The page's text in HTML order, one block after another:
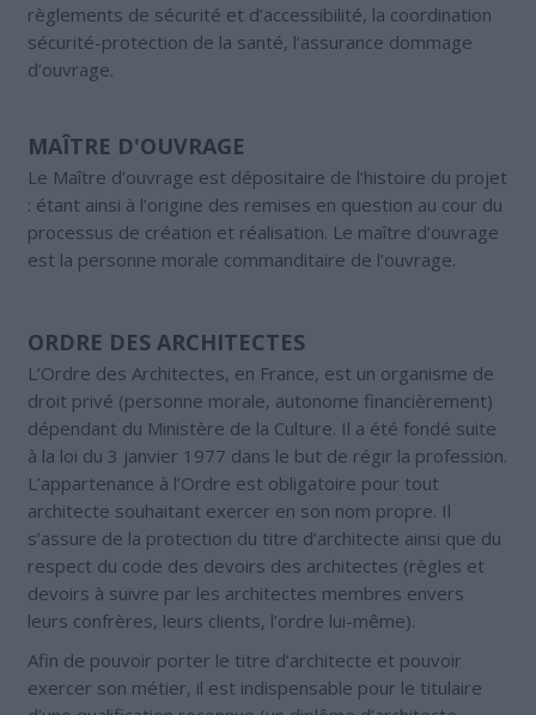
règlements de sécurité et d’accessibilité, la coordination
sécurité-protection de la santé, l’assurance dommage
d’ouvrage.
MAÎTRE D'OUVRAGE
Le Maître d’ouvrage est dépositaire de l’histoire du projet
: étant ainsi à l’origine des remises en question au cour du
processus de création et réalisation. Le maître d’ouvrage
est la personne morale commanditaire de l’ouvrage.
ORDRE DES ARCHITECTES
L’Ordre des Architectes, en France, est un organisme de
droit privé (personne morale, autonome financièrement)
dépendant du Ministère de la Culture. Il a été fondé suite
à la loi du 3 janvier 1977 dans le but de régir la profession.
L’appartenance à l’Ordre est obligatoire pour tout
architecte souhaitant exercer en son nom propre. Il
s’assure de la protection du titre d’architecte ainsi que du
respect du code des devoirs des architectes (règles et
devoirs à suivre par les architectes membres envers
leurs confrères, leurs clients, l’ordre lui-même).
Afin de pouvoir porter le titre d’architecte et pouvoir
exercer son métier, il est indispensable pour le titulaire